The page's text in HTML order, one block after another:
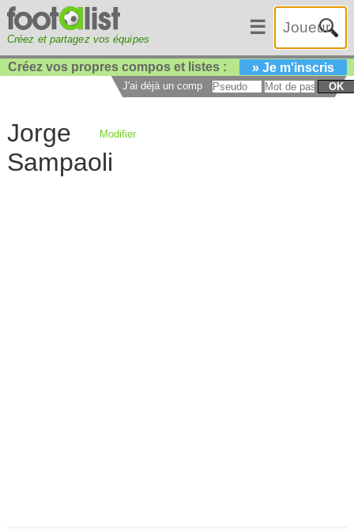
Créez et partagez vos équipes
☰
Créez vos propres compos et listes : » Je m'inscris
J'ai déjà un compte : OK
Jorge
Sampaoli
Modifier